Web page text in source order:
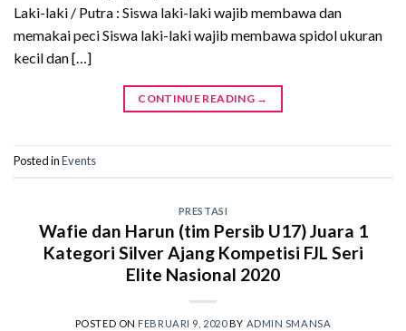
Laki-laki / Putra : Siswa laki-laki wajib membawa dan
memakai peci Siswa laki-laki wajib membawa spidol ukuran
kecil dan […]
CONTINUE READING →
Posted inEvents
PRESTASI
Wafie dan Harun (tim Persib U17) Juara 1
Kategori Silver Ajang Kompetisi FJL Seri
Elite Nasional 2020
POSTED ON FEBRUARI 9, 2020BY ADMIN SMANSA